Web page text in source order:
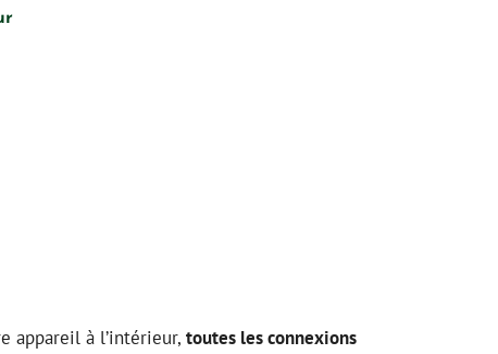
appareil à l’intérieur, toutes les connexions